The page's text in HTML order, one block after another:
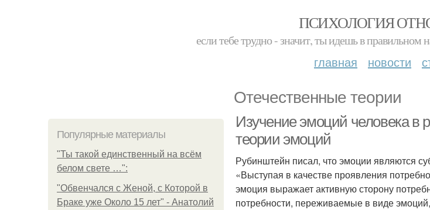
ПСИХОЛОГИЯ
если тебе трудно - значит, ты идешь в правильном
главная новости
Отечественные теории
Популярные материалы
"Ты такой единственный на всём
белом свете …":
"Обвенчался с Женой, с Которой в
Браке уже Около 15 лет" - Анатолий
Изучение эмоций человека в
теории эмоций
Рубинштейн писал, что эмоции являются
«Выступая в качестве проявления
эмоция выражает активную сторону
потребности, переживаемые в виде